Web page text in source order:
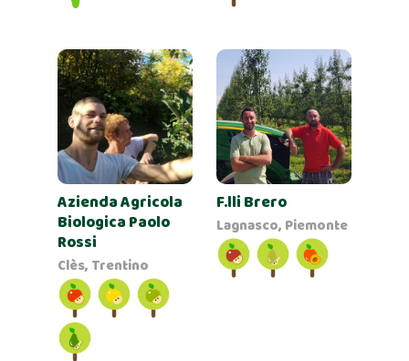
Azienda Agricola
Biologica Paolo
Rossi
Clès, Trentino
F.lli Brero
Lagnasco, Piemonte